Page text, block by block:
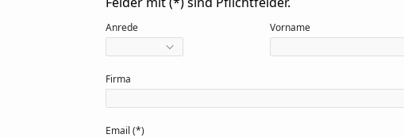
Anrede Vorname
Firma
Email (*)